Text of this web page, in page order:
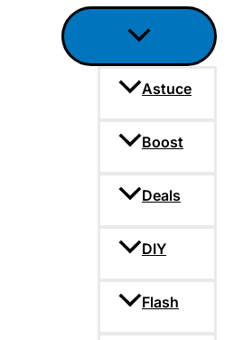
Astuce
Boost
Deals
DIY
Flash